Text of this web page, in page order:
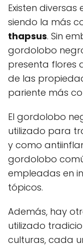
Existen diversas
siendo la más
thapsus. Sin
gordolobo
presenta flores
de las
pariente más
El gordolobo
utilizado para
y como
gordolobo
empleadas en
tópicos.
Además, hay
utilizado
culturas, cada